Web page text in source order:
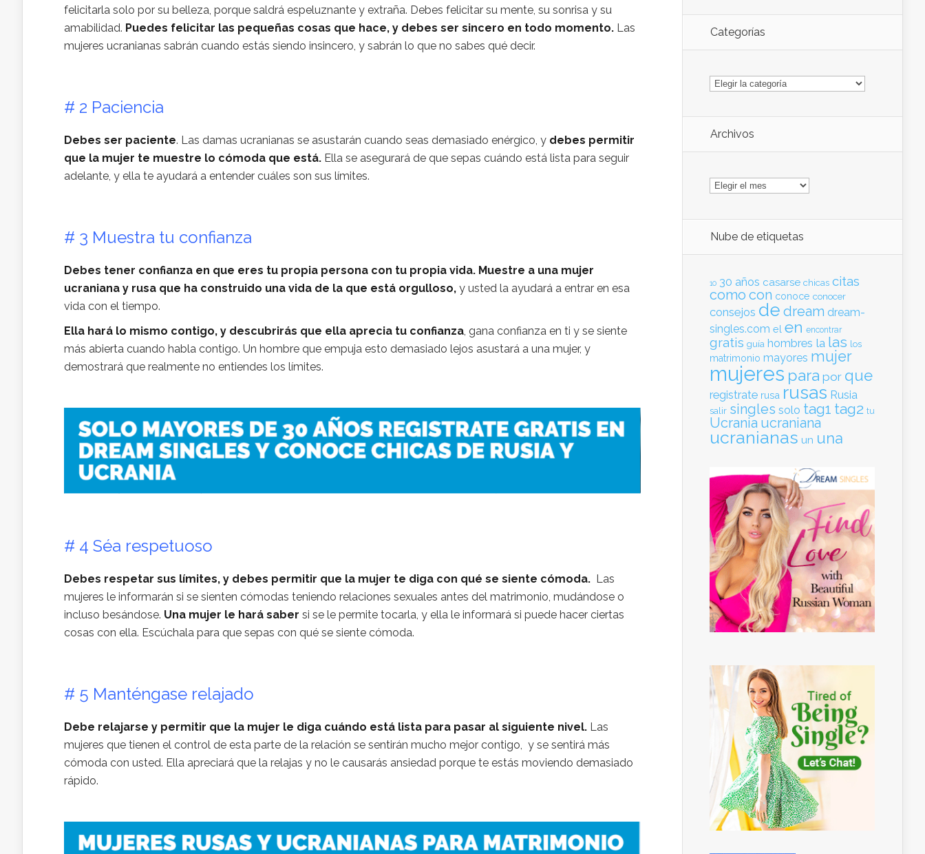
felicitarla solo por su belleza, porque saldrá espeluznante y extraña. Debes felicitar su mente, su sonrisa y su
amabilidad. Puedes felicitar las pequeñas cosas que hace, y debes ser sincero en todo momento. Las
mujeres ucranianas sabrán cuando estás siendo insincero, y sabrán lo que no sabes qué decir.
# 2 Paciencia
Debes ser paciente. Las damas ucranianas se asustarán cuando seas demasiado enérgico, y debes permitir
que la mujer te muestre lo cómoda que está. Ella se asegurará de que sepas cuándo está lista para seguir
adelante, y ella te ayudará a entender cuáles son sus límites.
# 3 Muestra tu confianza
Debes tener confianza en que eres tu propia persona con tu propia vida. Muestre a una mujer
ucraniana y rusa que ha construido una vida de la que está orgulloso, y usted la ayudará a entrar en esa
vida con el tiempo.
Ella hará lo mismo contigo, y descubrirás que ella aprecia tu confianza, gana confianza en ti y se siente
más abierta cuando habla contigo. Un hombre que empuja esto demasiado lejos asustará a una mujer, y
demostrará que realmente no entiendes los límites.
# 4 Séa respetuoso
Debes respetar sus límites, y debes permitir que la mujer te diga con qué se siente cómoda. Las
mujeres le informarán si se sienten cómodas teniendo relaciones sexuales antes del matrimonio, mudándose o
incluso besándose. Una mujer le hará saber si se le permite tocarla, y ella le informará si puede hacer ciertas
cosas con ella. Escúchala para que sepas con qué se siente cómoda.
# 5 Manténgase relajado
Debe relajarse y permitir que la mujer le diga cuándo está lista para pasar al siguiente nivel. Las
mujeres que tienen el control de esta parte de la relación se sentirán mucho mejor contigo, y se sentirá más
cómoda con usted. Ella apreciará que la relajas y no le causarás ansiedad porque te estás moviendo demasiado
rápido.
Categorías
Categorías
Archivos
Archivos
Nube de etiquetas
10 30 años casarse chicas citas
como con conoce conocer
consejos de dream dream-
singles.com el en encontrar
gratis guía hombres la las los
matrimonio mayores mujer
mujeres para por que
registrate rusa rusas Rusia
salir singles solo tag1 tag2 tu
Ucrania ucraniana
ucranianas un una